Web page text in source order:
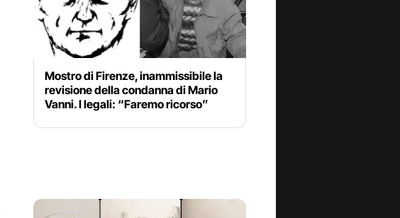
Mostro di Firenze, inammissibile la
revisione della condanna di Mario
Vanni. I legali: “Faremo ricorso”